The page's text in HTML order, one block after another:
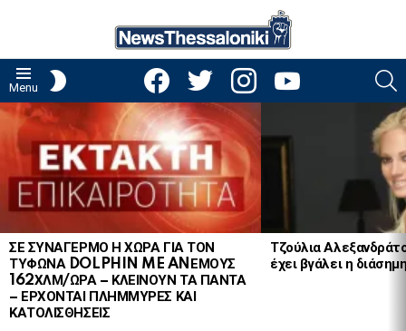
Menu
facebooktwitter instagramyoutube
LATEST
STORIES
ΣΕ ΣΥΝΑΓΕΡΜΟ Η ΧΩΡΑ ΓΙΑ ΤΟΝ
ΤΥΦΩΝΑ DOLPHIN ME ANΕΜΟΥΣ
162ΧΛΜ/ΩΡΑ – ΚΛΕΙΝΟΥΝ ΤΑ ΠΑΝΤΑ
– ΕΡΧΟΝΤΑΙ ΠΛΗΜΜΥΡΕΣ ΚΑΙ
ΚΑΤΟΛΙΣΘΗΣΕΙΣ
Τζούλια
έχει βγάλει η